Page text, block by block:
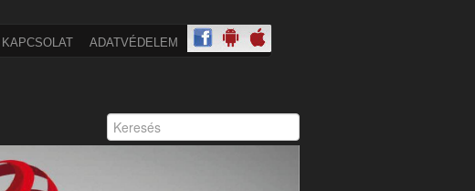
KAPCSOLAT ADATVÉDELEM